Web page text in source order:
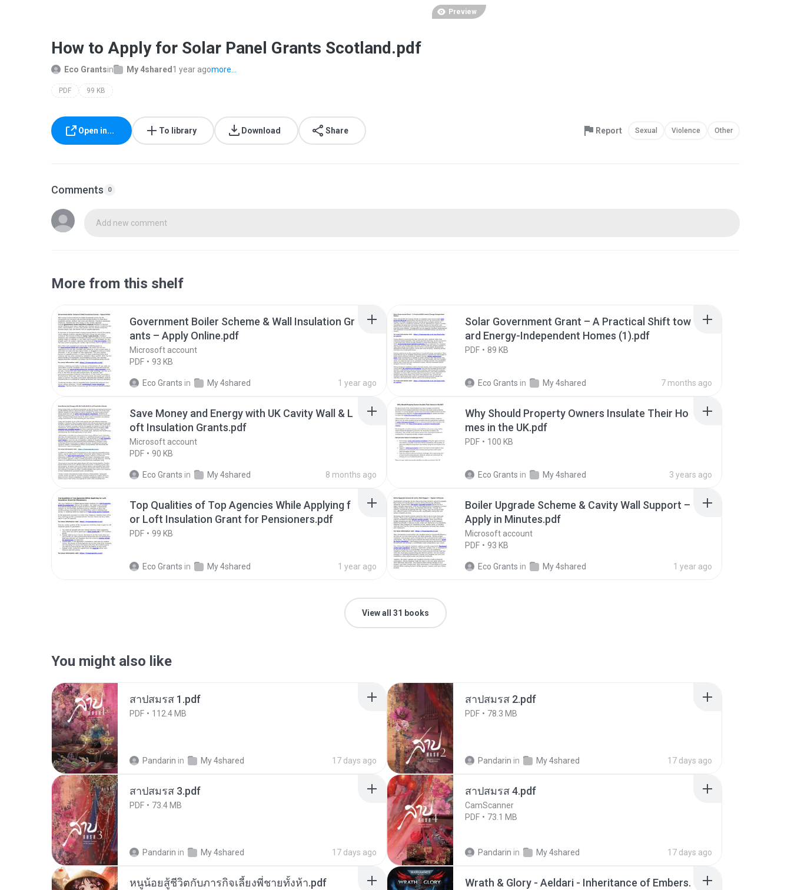
Preview
How to Apply for Solar Panel Grants Scotland.pdf
Eco Grantsin My 4shared 1 year agomore...
PDF 99 KB
Open in... To library Download Share Report Sexual Violence Other
Comments 0
Add new comment
More from this shelf
Government Boiler Scheme & Wall Insulation Gr
ants – Apply Online.pdf
Microsoft account
PDF
93 KB
Eco Grants in My 4shared 1 year ago
Solar Government Grant – A Practical Shift tow
ard Energy-Independent Homes (1).pdf
PDF 89 KB
Eco Grants in My 4shared 7 months ago
Save Money and Energy with UK Cavity Wall & L
oft Insulation Grants.pdf
Microsoft account
PDF
90 KB
Eco Grants in My 4shared 8 months ago
Why Should Property Owners Insulate Their Ho
mes in the UK.pdf
PDF 100 KB
Eco Grants in My 4shared 3 years ago
Top Qualities of Top Agencies While Applying f
or Loft Insulation Grant for Pensioners.pdf
PDF 99 KB
Eco Grants in My 4shared 1 year ago
Boiler Upgrade Scheme & Cavity Wall Support –
Apply in Minutes.pdf
Microsoft account
PDF
93 KB
Eco Grants in My 4shared 1 year ago
View all 31 books
You might also like
สาปสมรส 1.pdf
PDF 112.4 MB
Pandarin in My 4shared 17 days ago
สาปสมรส 2.pdf
PDF 78.3 MB
Pandarin in My 4shared 17 days ago
สาปสมรส 3.pdf
PDF 73.4 MB
Pandarin in My 4shared 17 days ago
สาปสมรส 4.pdf
CamScanner
PDF
73.1 MB
Pandarin in My 4shared 17 days ago
หนูน้อยสู้ชีวิตกับภารกิจเลี้ยงพี่ชายทั้งห้า.pdf
Wrath & Glory - Aeldari - Inheritance of Embers.